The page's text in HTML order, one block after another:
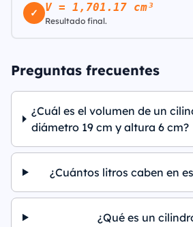
✓ V = 1,701.17 cm³
Resultado final.
Preguntas frecuentes
¿Cuál es el volumen de un
diámetro 19 cm y altura 6 cm?
¿Cuántos litros caben en
¿Qué es un